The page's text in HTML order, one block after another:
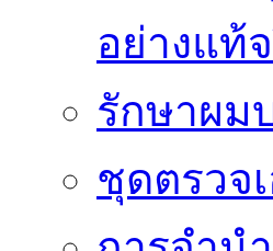
อย่างแท้
รักษาผม
ชุดตรวจ